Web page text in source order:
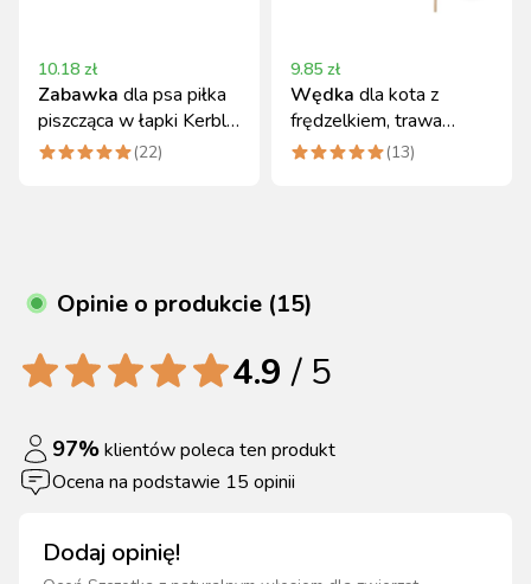
10.18 zł
Zabawka dla psa piłka
piszcząca w łapki Kerbl
10 cm
(22)
9.85 zł
Wędka dla kota z
frędzelkiem, trawa
turkusowa, 41 cm, Kerbl
(13)
Opinie o produkcie (15)
Dodaj opinię!
4.9 / 5
97%klientów poleca ten produkt
Ocena na podstawie 15 opinii